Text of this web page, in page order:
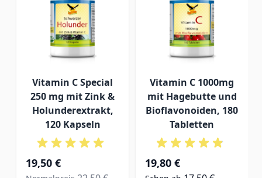
Vitamin C Special
250 mg mit Zink &
Holunderextrakt,
120 Kapseln
Sonderangebot
19,50 €
Vitamin C 1000mg
mit Hagebutte und
Bioflavonoiden, 180
Tabletten
19,80 €